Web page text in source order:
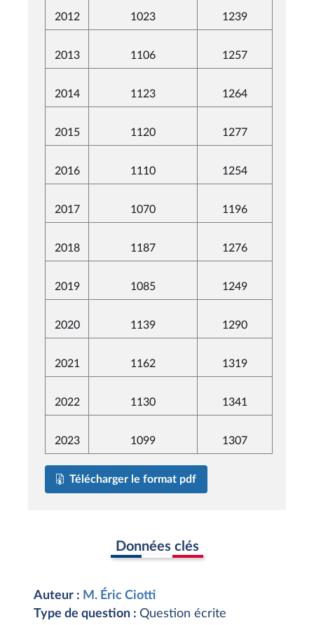
2012 1023 1239
2013 1106 1257
2014 1123 1264
2015 1120 1277
2016 1110 1254
2017 1070 1196
2018 1187 1276
2019 1085 1249
2020 1139 1290
2021 1162 1319
2022 1130 1341
2023 1099 1307
Télécharger le format pdf
Données clés
Auteur : M. Éric Ciotti
Type de question : Question écrite